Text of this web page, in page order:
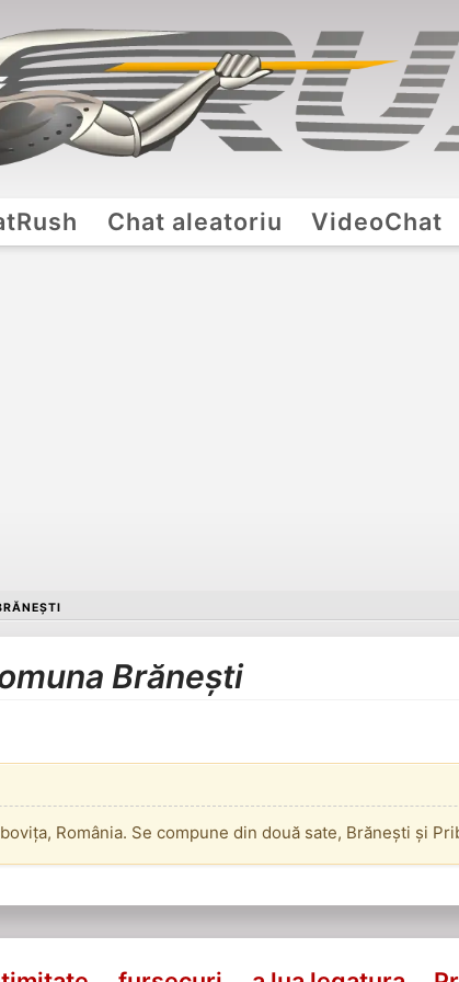
Chat aleatoriu VideoChat
Brănești
România. Se compune din două sate, Brănești și